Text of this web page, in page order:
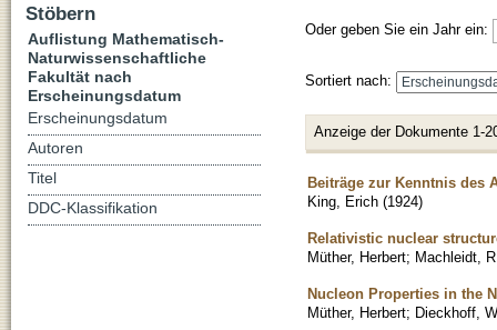
Oder geben Sie ein Jahr ein:
Sortiert nach:
Anzeige der Dokumente 1-
Beiträge zur Kenntnis des
King, Erich (1924)
Relativistic nuclear
Müther, Herbert; Machleidt,
Nucleon Properties in the
Müther, Herbert; Dieckhoff,
Stöbern
Auflistung Mathematisch-
Naturwissenschaftliche
Fakultät nach
Erscheinungsdatum
Erscheinungsdatum
Autoren
Titel
DDC-Klassifikation